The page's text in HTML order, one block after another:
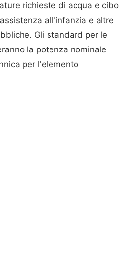
richieste di acqua e cibo
all'infanzia e altre
Gli standard per le
la potenza nominale
per l'elemento